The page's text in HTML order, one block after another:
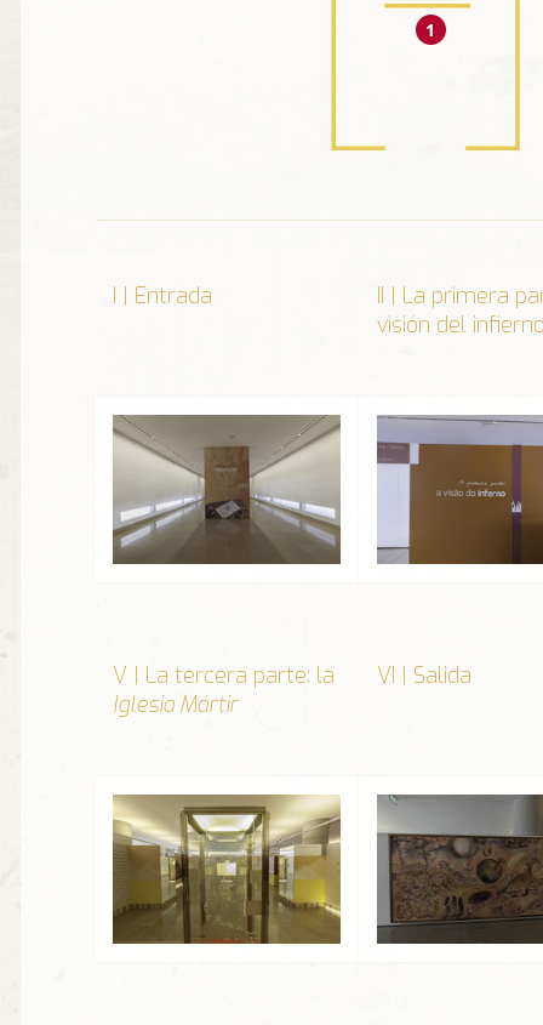
I | Entrada
II | La primera
visión del
V | La tercera parte: la
Iglesia Mártir
VI | Salida